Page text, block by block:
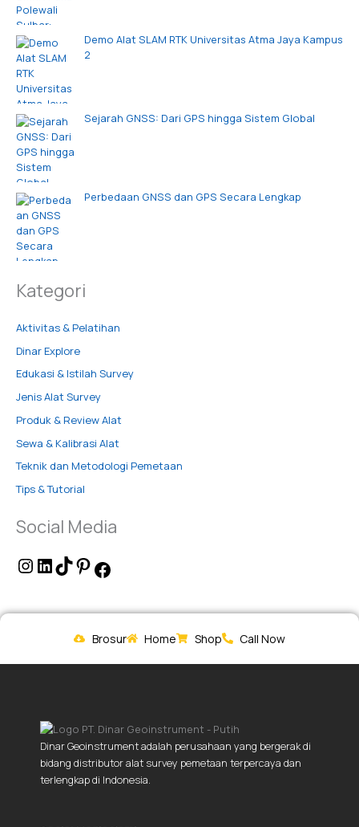
Demo Alat SLAM RTK Universitas Atma Jaya Kampus
2
Sejarah GNSS: Dari GPS hingga Sistem Global
Perbedaan GNSS dan GPS Secara Lengkap
Kategori
Aktivitas & Pelatihan
Dinar Explore
Edukasi & Istilah Survey
Jenis Alat Survey
Produk & Review Alat
Sewa & Kalibrasi Alat
Teknik dan Metodologi Pemetaan
Tips & Tutorial
Social Media
Brosur Home Shop Call Now
Dinar Geoinstrument adalah perusahaan yang bergerak di
bidang distributor alat survey pemetaan terpercaya dan
terlengkap di Indonesia.